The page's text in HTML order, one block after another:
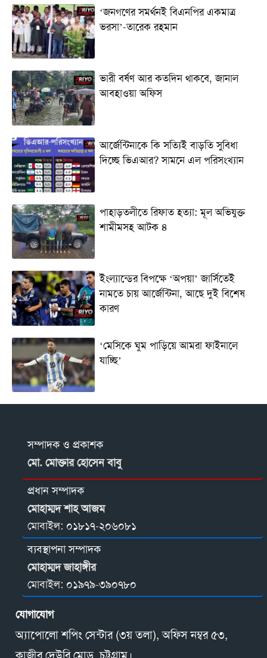
‘জনগণের সমর্থনই বিএনপির একমাত্র
ভরসা’-তারেক রহমান
ভারী বর্ষণ আর কতদিন থাকবে, জানাল
আবহাওয়া অফিস
আর্জেন্টিনাকে কি সত্যিই বাড়তি সুবিধা
দিচ্ছে ভিএআর? সামনে এল পরিসংখ্যান
পাহাড়তলীতে রিফাত হত্যা: মূল অভিযুক্ত
শামীমসহ আটক ৪
ইংল্যান্ডের বিপক্ষে ‘অপয়া’ জার্সিতেই
নামতে চায় আর্জেন্টিনা, আছে দুই বিশেষ
কারণ
‘মেসিকে ঘুম পাড়িয়ে আমরা ফাইনালে
যাচ্ছি’
সম্পাদক ও প্রকাশক
মো. মোক্তার হোসেন বাবু
প্রধান সম্পাদক
মোহাম্মদ শাহ আজম
মোবাইল: ০১৮১৭-২০৬০৮১
ব্যবস্থাপনা সম্পাদক
মোহাম্মদ জাহাঙ্গীর
মোবাইল: ০১৯৭৯-৩৯০৭৮০
যোগাযোগ
অ্যাপোলো শপিং সেন্টার (৩য় তলা), অফিস নম্বর ৫৩,